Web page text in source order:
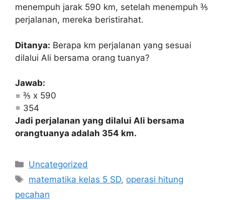
menempuh jarak 590 km, setelah menempuh ⅗
perjalanan, mereka beristirahat.
Ditanya: Berapa km perjalanan yang sesuai
dilalui Ali bersama orang tuanya?
Jawab:
= ⅗ x 590
= 354
Jadi perjalanan yang dilalui Ali bersama
orangtuanya adalah 354 km.
Categories
Uncategorized
Tags
matematika kelas 5 SD,operasi hitung
pecahan